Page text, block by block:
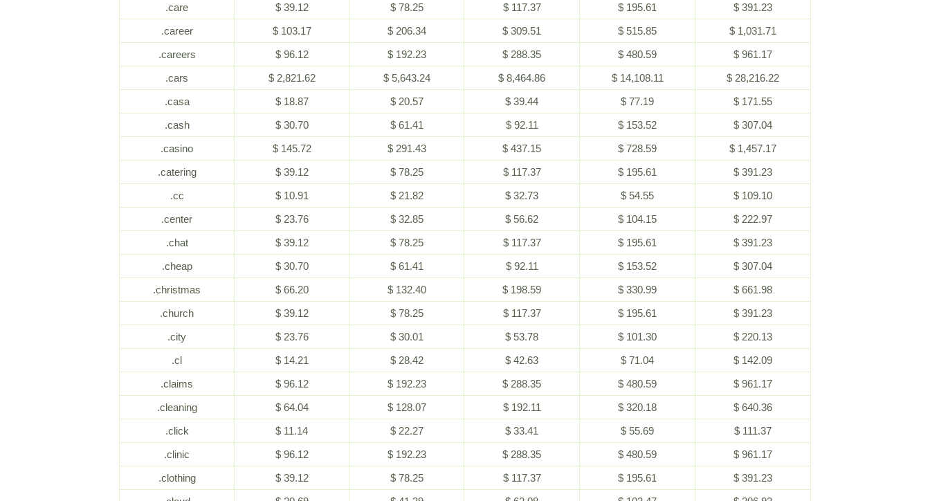
.care
$ 39.12 $ 78.25 $ 117.37 $ 195.61
$ 391.23
.career
$ 103.17 $ 206.34 $ 309.51 $ 515.85
$ 1,031.71
.careers
$ 96.12 $ 192.23 $ 288.35 $ 480.59
$ 961.17
.cars
$ 2,821.62 $ 5,643.24 $ 8,464.86 $ 14,108.11
$ 28,216.22
.casa
$ 18.87 $ 20.57 $ 39.44 $ 77.19
$ 171.55
.cash
$ 30.70 $ 61.41 $ 92.11 $ 153.52
$ 307.04
.casino
$ 145.72 $ 291.43 $ 437.15 $ 728.59
$ 1,457.17
.catering
$ 39.12 $ 78.25 $ 117.37 $ 195.61
$ 391.23
.cc
$ 10.91 $ 21.82 $ 32.73 $ 54.55
$ 109.10
.center
$ 23.76 $ 32.85 $ 56.62 $ 104.15
$ 222.97
.chat
$ 39.12 $ 78.25 $ 117.37 $ 195.61
$ 391.23
.cheap
$ 30.70 $ 61.41 $ 92.11 $ 153.52
$ 307.04
.christmas
$ 66.20 $ 132.40 $ 198.59 $ 330.99
$ 661.98
.church
$ 39.12 $ 78.25 $ 117.37 $ 195.61
$ 391.23
.city
$ 23.76 $ 30.01 $ 53.78 $ 101.30
$ 220.13
.cl
$ 14.21 $ 28.42 $ 42.63 $ 71.04
$ 142.09
.claims
$ 96.12 $ 192.23 $ 288.35 $ 480.59
$ 961.17
.cleaning
$ 64.04 $ 128.07 $ 192.11 $ 320.18
$ 640.36
.click
$ 11.14 $ 22.27 $ 33.41 $ 55.69
$ 111.37
.clinic
$ 96.12 $ 192.23 $ 288.35 $ 480.59
$ 961.17
.clothing
$ 39.12 $ 78.25 $ 117.37 $ 195.61
$ 391.23